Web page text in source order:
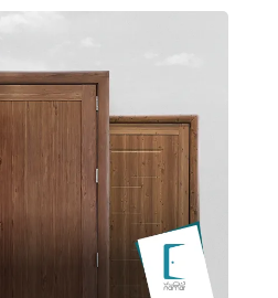
مجموعة واسعة من أبواب WPC بأسعار […]